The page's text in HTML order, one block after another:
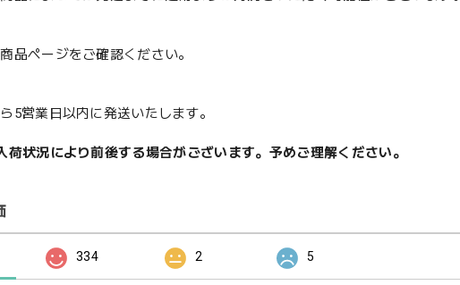
品ページをご確認ください。
5営業日以内に発送いたします。
荷状況により前後する場合がございます。予めご理解ください。
334 2 5